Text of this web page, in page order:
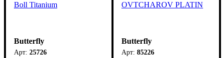
Boll Titanium
Butterfly
25726
OVTCHAROV PLATIN
Butterfly
85226